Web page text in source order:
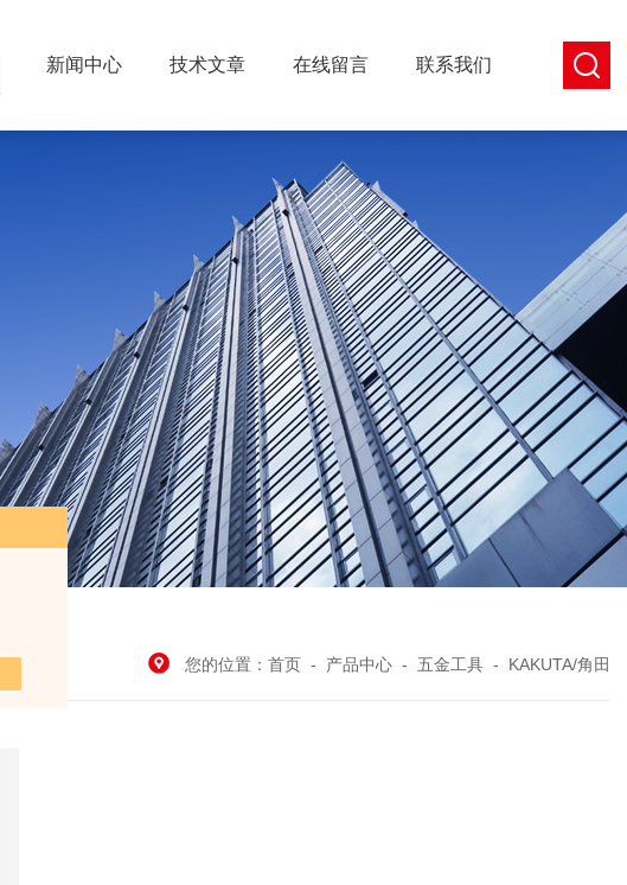
新闻中心 技术文章 在线留言 联系我们
您的位置： 首页 - 产品中心 - 五金工具 - KAKUTA/角田